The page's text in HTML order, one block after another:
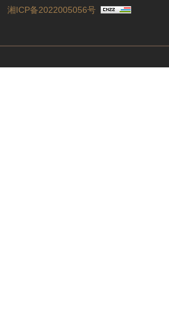
湘ICP备2022005056号